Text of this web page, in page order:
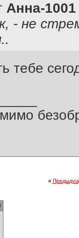
Анна-1001
- не
тебе
«